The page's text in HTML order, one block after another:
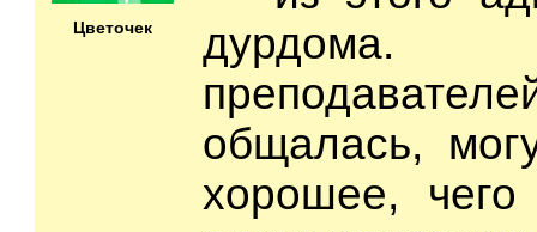
Цветочек
общалась,
хорошее,